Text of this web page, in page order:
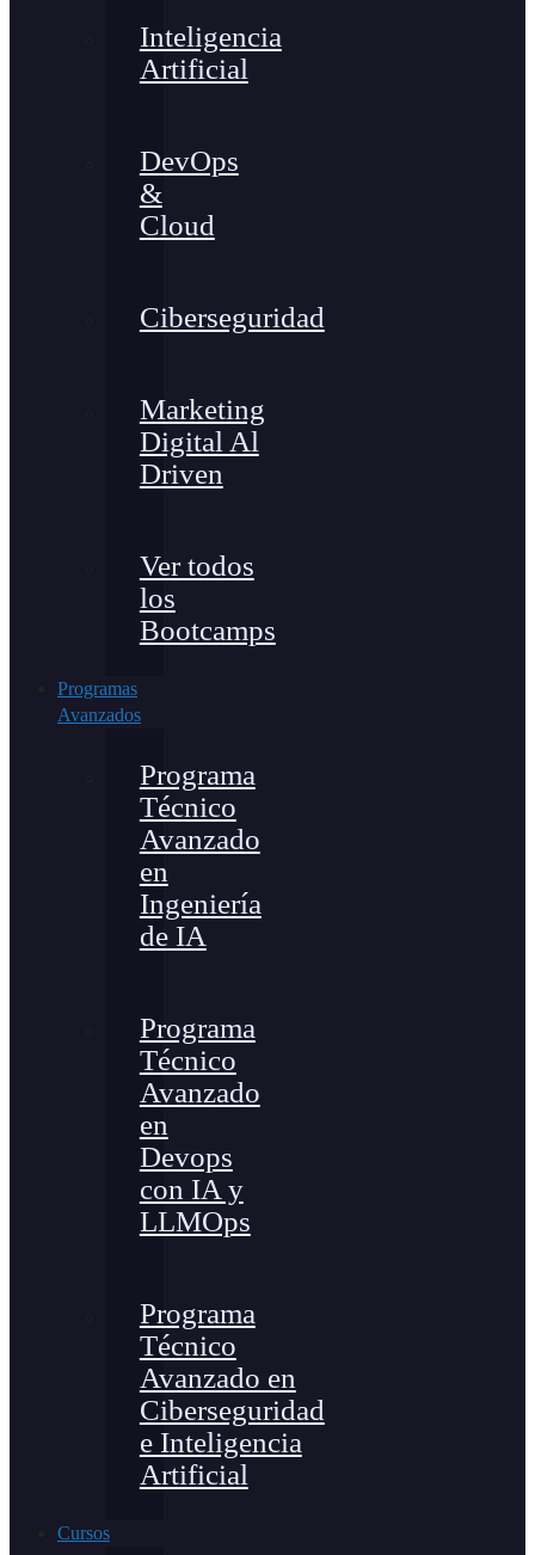
Inteligencia
Artificial
DevOps
&
Cloud
Ciberseguridad
Marketing
Digital Al
Driven
Ver todos
los
Bootcamps
Programas
Avanzados
Programa
Técnico
Avanzado
en
Ingeniería
de IA
Programa
Técnico
Avanzado
en
Devops
con IA y
LLMOps
Programa
Técnico
Avanzado en
Ciberseguridad
e Inteligencia
Artificial
Cursos